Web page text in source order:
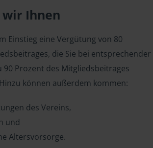
Ihnen
Einstieg eine Vergütung von 80
die Sie bei entsprechender
90 Prozent des Mitgliedsbeitrages
können außerdem kommen:
des Vereins,
und
Altersvorsorge.